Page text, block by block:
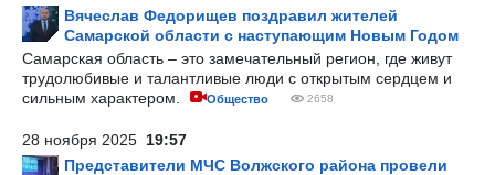
Вячеслав Федорищев поздравил жителей
Самарской области с наступающим Новым Годом
Самарская область – это замечательный регион, где живут
трудолюбивые и талантливые люди с открытым сердцем и
сильным характером.
Общество 2658
28 ноября 2025 19:57
Представители МЧС Волжского района провели